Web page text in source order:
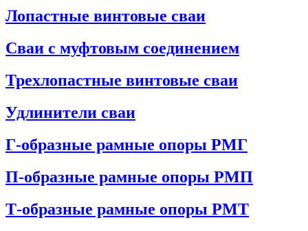
Лопастные винтовые сваи
Сваи с муфтовым соединением
Трехлопастные винтовые сваи
Удлинители сваи
Г-образные рамные опоры РМГ
П-образные рамные опоры РМП
Т-образные рамные опоры РМТ